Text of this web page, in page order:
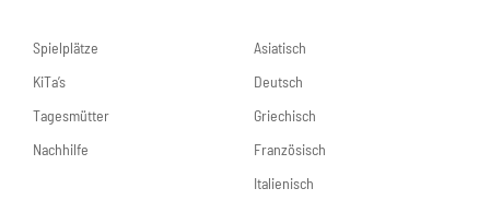
Spielplätze
KiTa’s
Tagesmütter
Nachhilfe
Asiatisch
Deutsch
Griechisch
Französisch
Italienisch